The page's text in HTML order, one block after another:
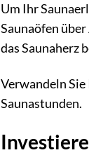
Um Ihr
Saunaöfen
das Saunaherz
Verwandeln
Saunastunden.